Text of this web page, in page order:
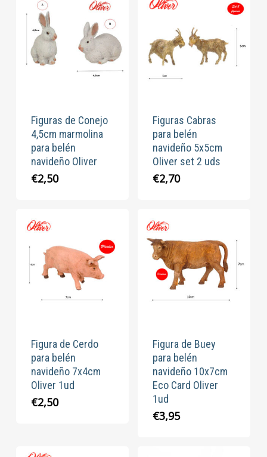
Figuras de Conejo
4,5cm marmolina
para belén
navideño Oliver
€2,50
Figuras Cabras
para belén
navideño 5x5cm
Oliver set 2 uds
€2,70
Figura de Cerdo
para belén
navideño 7x4cm
Oliver 1ud
€2,50
Figura de Buey
para belén
navideño 10x7cm
Eco Card Oliver
1ud
€3,95